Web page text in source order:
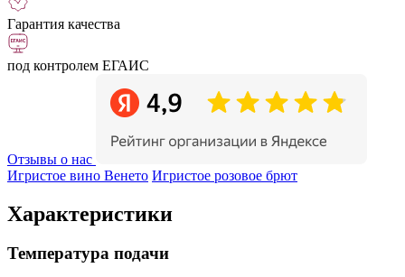
Гарантия качества
под контролем ЕГАИС
Отзывы о нас
Игристое вино Венето Игристое розовое брют
Характеристики
Температура подачи